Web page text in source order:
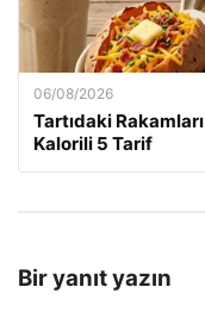
06/08/2026
Tartıdaki
Kalorili 5 Tarif
Bir yanıt yazın